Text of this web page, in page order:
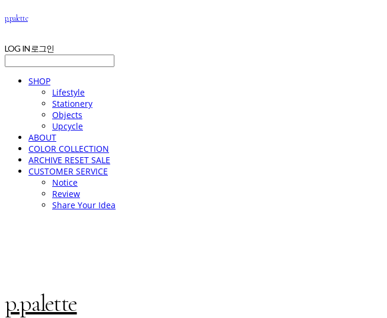
p.palette
LOG IN 로그인
SHOP
Lifestyle
Stationery
Objects
Upcycle
ABOUT
COLOR COLLECTION
ARCHIVE RESET SALE
CUSTOMER SERVICE
Notice
Review
Share Your Idea
p.palette